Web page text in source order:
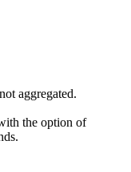
aggregated.
the option of